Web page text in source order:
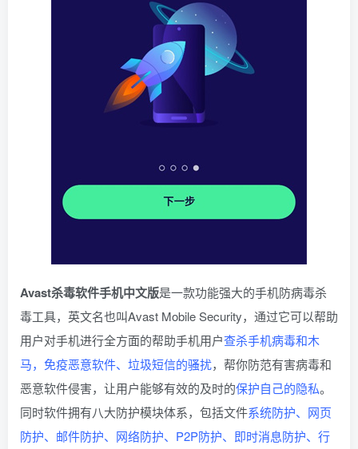
Avast杀毒软件手机中文版是一款功能强大的手机防病毒杀
毒工具，英文名也叫Avast Mobile Security，通过它可以帮助
用户对手机进行全方面的帮助手机用户查杀手机病毒和木
马，免疫恶意软件、垃圾短信的骚扰，帮你防范有害病毒和
恶意软件侵害，让用户能够有效的及时的保护自己的隐私。
同时软件拥有八大防护模块体系，包括文件系统防护、网页
防护、邮件防护、网络防护、P2P防护、即时消息防护、行